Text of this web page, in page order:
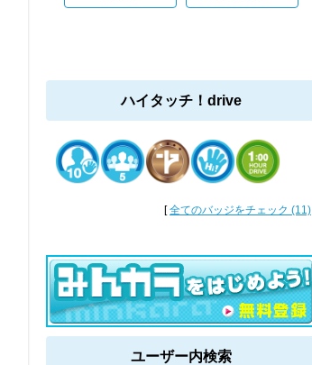
ハイタッチ！drive
[全てのバッジをチェック (11)
ユーザー内検索